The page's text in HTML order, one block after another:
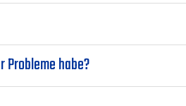
Probleme habe?